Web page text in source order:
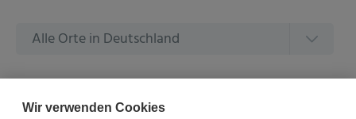
Alle Orte in Deutschland
Alle Amtsgerichte in Deutschland
Wir verwenden Cookies